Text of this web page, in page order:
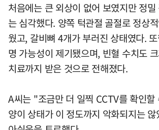
처음에는 큰 외상이 없어 보였지만 정
는 심각했다. 양쪽 턱관절 골절로 정상
웠고, 갈비뼈 4개가 부러진 상태였다.
명 가능성이 제기됐으며, 빈혈 수치도
치료까지 받은 것으로 전해졌다.
A씨는 "조금만 더 일찍 CCTV를 확인할
양이 상태가 이 정도까지 악화되지는